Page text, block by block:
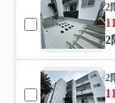
2
2
2